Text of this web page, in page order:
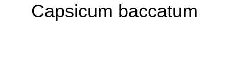
Capsicum baccatum